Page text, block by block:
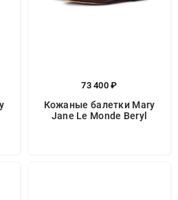
73 400 ₽
Кожаные балетки Mary
Jane Le Monde Beryl